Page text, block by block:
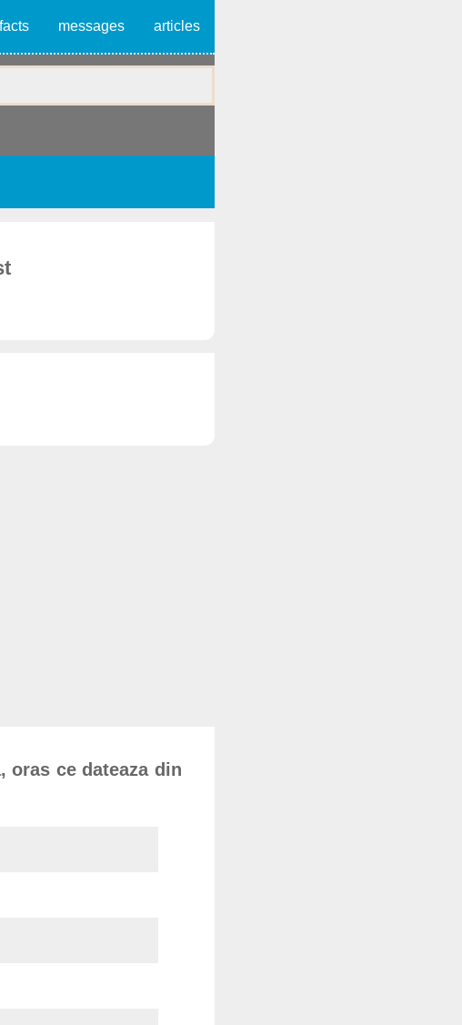
facts messages articles
oras ce dateaza din